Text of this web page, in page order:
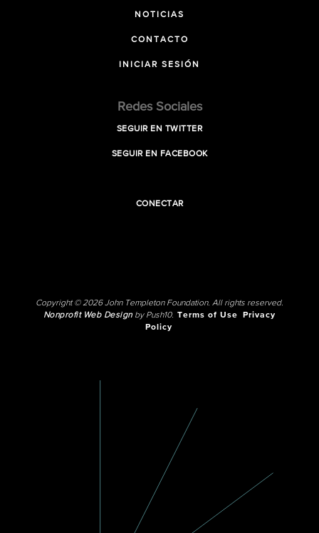
NOTICIAS
CONTACTO
INICIAR SESIÓN
Redes Sociales
SEGUIR EN TWITTER
SEGUIR EN FACEBOOK
CONECTAR
Copyright © 2026 John Templeton Foundation. All rights reserved.
Nonprofit Web Designby Push10. Terms of Use
Privacy
Policy